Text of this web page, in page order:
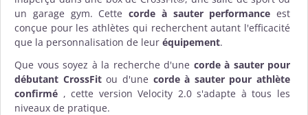
un garage gym. Cette corde à sauter performance est
conçue pour les athlètes qui recherchent autant l'efficacité
que la personnalisation de leur équipement.
Que vous soyez à la recherche d'une corde à sauter pour
débutant CrossFitou d'une corde à sauter pour athlète
confirmé , cette version Velocity 2.0 s'adapte à tous les
niveaux de pratique.